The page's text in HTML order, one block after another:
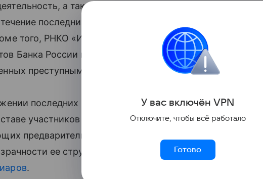
а также нормативные акты Банка России,
последних 12 месяцев неоднократно
того, РНКО «ИНЭКО» допускала нарушения
Банка России в области противодействия
преступным путем, и финансированию терроризма.
последних полутора лет неоднократно
участников РНКО «ИНЭКО» путем приобретения
предварительного согласования надзорного органа,
ее структуры собственности и попытках
.
У вас включён VPN
Отключите, чтобы всё работало
Готово